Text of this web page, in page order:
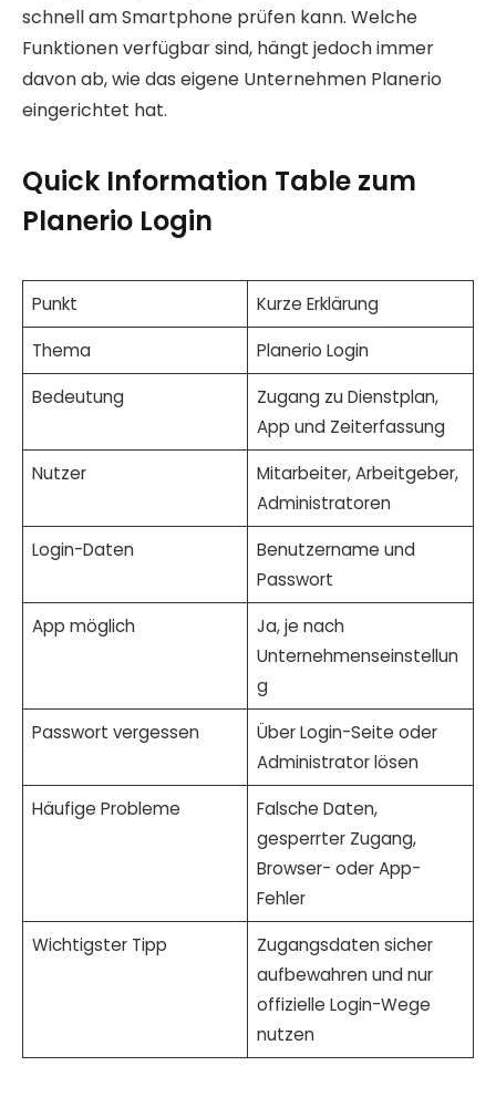
schnell am Smartphone prüfen kann. Welche
Funktionen verfügbar sind, hängt jedoch immer
davon ab, wie das eigene Unternehmen Planerio
eingerichtet hat.
Quick Information Table zum
Planerio Login
Punkt
Kurze Erklärung
Thema
Planerio Login
Bedeutung
Zugang zu Dienstplan,
App und Zeiterfassung
Nutzer
Mitarbeiter, Arbeitgeber,
Administratoren
Login-Daten
Benutzername und
Passwort
App möglich
Ja, je nach
Unternehmenseinstellun
g
Passwort vergessen
Über Login-Seite oder
Administrator lösen
Häufige Probleme
Falsche Daten,
gesperrter Zugang,
Browser- oder App-
Fehler
Wichtigster Tipp
Zugangsdaten sicher
aufbewahren und nur
offizielle Login-Wege
nutzen